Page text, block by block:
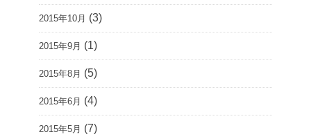
2015年10月 (3)
2015年9月 (1)
2015年8月 (5)
2015年6月 (4)
2015年5月 (7)